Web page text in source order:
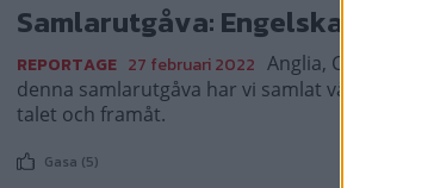
Samlarutgåva: Engelska Ford!
REPORTAGE 27 februari 2022 Anglia, Cortina,
denna samlarutgåva har vi samlat våra
talet och framåt.
Gasa (5)